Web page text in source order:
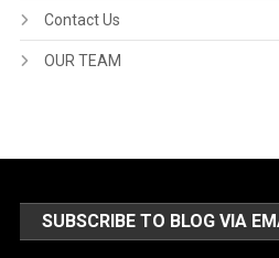
Contact Us
OUR TEAM
SUBSCRIBE TO BLOG VIA